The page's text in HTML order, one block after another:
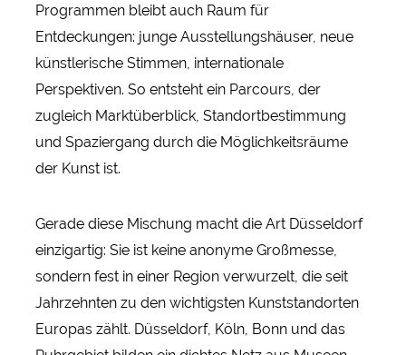
Programmen bleibt auch Raum für
Entdeckungen: junge Ausstellungshäuser, neue
künstlerische Stimmen, internationale
Perspektiven. So entsteht ein Parcours, der
zugleich Marktüberblick, Standortbestimmung
und Spaziergang durch die Möglichkeitsräume
der Kunst ist.
Gerade diese Mischung macht die Art Düsseldorf
einzigartig: Sie ist keine anonyme Großmesse,
sondern fest in einer Region verwurzelt, die seit
Jahrzehnten zu den wichtigsten Kunststandorten
Europas zählt. Düsseldorf, Köln, Bonn und das